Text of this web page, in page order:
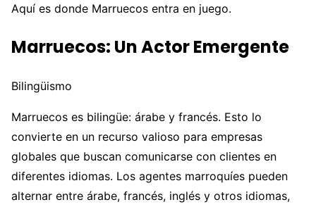
Aquí es donde Marruecos entra en juego.
Marruecos: Un Actor Emergente
Bilingüismo
Marruecos es bilingüe: árabe y francés. Esto lo
convierte en un recurso valioso para empresas
globales que buscan comunicarse con clientes en
diferentes idiomas. Los agentes marroquíes pueden
alternar entre árabe, francés, inglés y otros idiomas,